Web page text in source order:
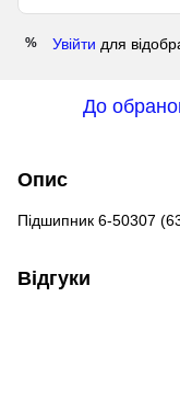
% Увійти для
До
Опис
Підшипник 6-50307
Відгуки